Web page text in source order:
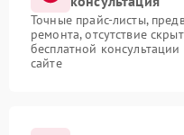
Точные прайс-листы,
ремонта, отсутствие
бесплатной
сайте